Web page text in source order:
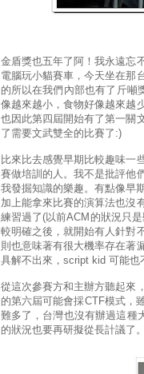
金盾獎也五年了阿！我永遠忘
電腦玩小貓賽車，今天坐在那
的所以在我們內部也有了斤噸
像越來越小，食物好像越來越
也因此第四屆開始有了第一關
了需要文武雙全的比賽了:)
比來比去感覺早期比較趣味一
賽做培訓的人。我不是批評他
我發掘知識的樂趣。有點像早
加上能拿來比賽的演算法也沒
練習過了(以前ACM的狀況只
較明確之後，就開始有人針對
則也意味著有很大機率存在著
具解不出來，script kid 可能也
從這次參賽方和主辦方聽起來
的第六屆可能會採CTF模式，
難多了，台灣也沒有辦過這種
的狀況也要再研擬從長計議了。